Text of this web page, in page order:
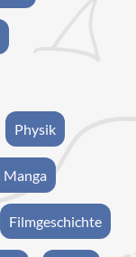
Physik
Filmgeschichte